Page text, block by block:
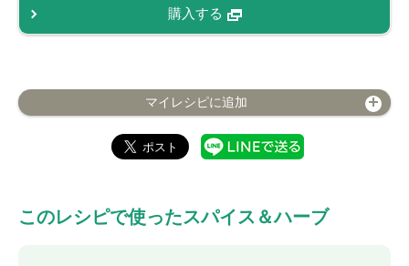
購入する
マイレシピに追加
このレシピで使ったスパイス＆ハーブ